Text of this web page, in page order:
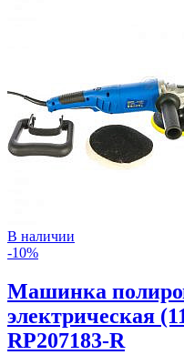
В наличии
-10%
Машинка
электрическая
RP207183-R